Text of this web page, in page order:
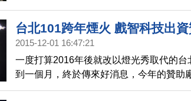
舜、台北市副市長林欽榮，及荷蘭貿易暨
出席開幕活動。
台北101跨年煙火 戲智科技出資
2015-12-01 16:47:21
一度打算2016年後就改以燈光秀取代的
到一個月，終於傳來好消息，今年的贊助